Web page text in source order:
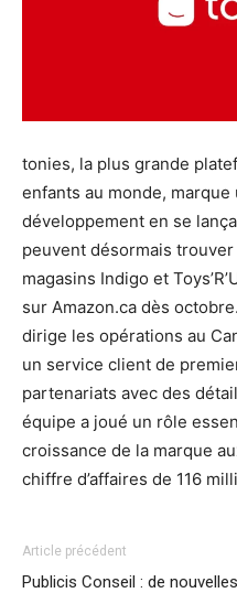
tonies, la plus grande
enfants au monde,
développement en se
peuvent désormais
magasins Indigo et
sur Amazon.ca dès
dirige les opérations au
un service client de
partenariats avec des
équipe a joué un rôle
croissance de la marque
chiffre d’affaires de 116
Article précédent
Publicis Conseil : de nouvelles